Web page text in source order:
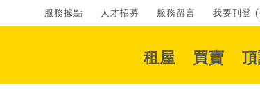
服務據點 人才招募 服務留言 我要刊登
租屋 買賣